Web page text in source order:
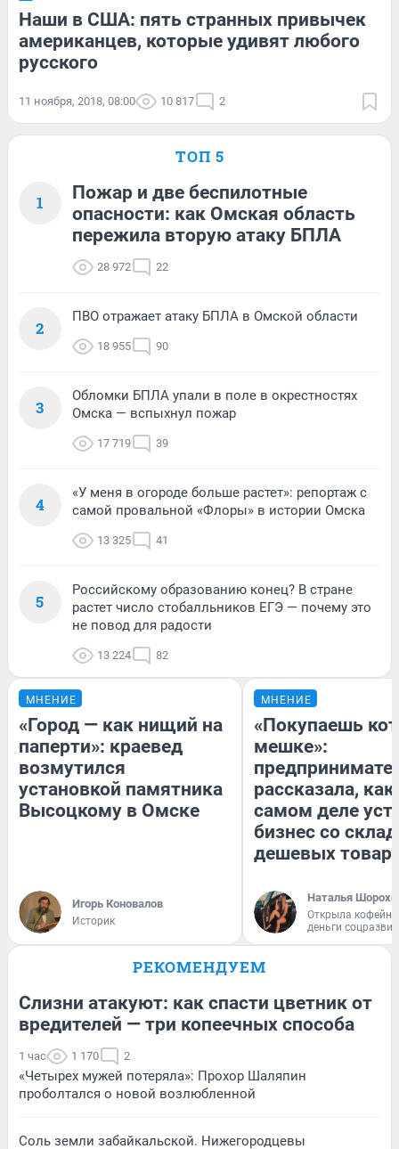
Наши в США: пять странных привычек
американцев, которые удивят любого
русского
11 ноября, 2018, 08:00 10 817 2
ТОП 5
1
Пожар и две беспилотные
опасности: как Омская область
пережила вторую атаку БПЛА
28 972 22
2
ПВО отражает атаку БПЛА в Омской области
18 955 90
3
Обломки БПЛА упали в поле в окрестностях
Омска — вспыхнул пожар
17 719 39
4
«У меня в огороде больше растет»: репортаж с
самой провальной «Флоры» в истории Омска
13 325 41
5
Российскому образованию конец? В стране
растет число стобалльников ЕГЭ — почему это
не повод для радости
13 224 82
МНЕНИЕ
«Город — как нищий на
паперти»: краевед
возмутился
установкой памятника
Высоцкому в Омске
Игорь Коновалов
Историк
МНЕНИЕ
«Покупаешь
мешке»:
рассказала, как
самом деле
бизнес со
дешевых
Наталья
Открыла
деньги
РЕКОМЕНДУЕМ
Слизни атакуют: как спасти цветник от
вредителей — три копеечных способа
1 час 1 170 2
«Четырех мужей потеряла»: Прохор Шаляпин
проболтался о новой возлюбленной
Соль земли забайкальской. Нижегородцевы